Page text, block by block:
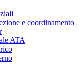
e coordinamento
ATA